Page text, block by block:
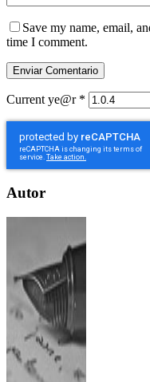
Save my name, email,
time I comment.
Current ye@r *
Autor